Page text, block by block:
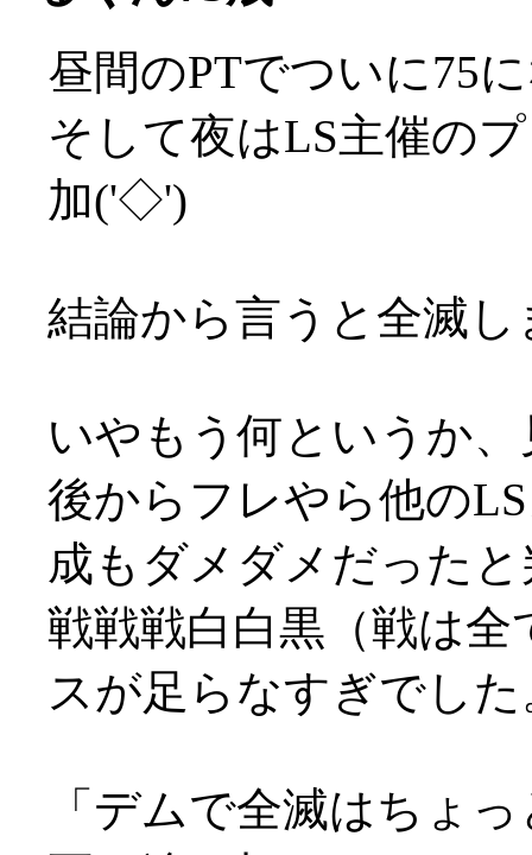
昼間のPTでついに75
そして夜はLS主催の
加('◇')ゞ
結論から言うと全滅し
いやもう何というか
後からフレやら他の
成もダメダメだったと
戦戦戦白白黒（戦は
スが足らなすぎでした
「デムで全滅はちょ